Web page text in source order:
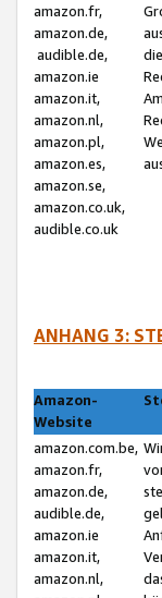
amazon.fr,
amazon.de,
audible.de,
amazon.ie
amazon.it,
amazon.nl,
amazon.pl,
amazon.es,
amazon.se,
amazon.co.uk,
audible.co.uk
ANHANG 3:
Amazon-
Website
amazon.com.be,
amazon.fr,
amazon.de,
audible.de,
amazon.ie
amazon.it,
amazon.nl,